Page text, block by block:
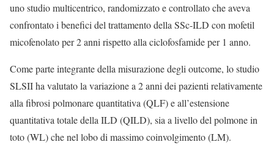
uno studio multicentrico, randomizzato e controllato che aveva
confrontato i benefici del trattamento della SSc-ILD con mofetil
micofenolato per 2 anni rispetto alla ciclofosfamide per 1 anno.
Come parte integrante della misurazione degli outcome, lo studio
SLSII ha valutato la variazione a 2 anni dei pazienti relativamente
alla fibrosi polmonare quantitativa (QLF) e all’estensione
quantitativa totale della ILD (QILD), sia a livello del polmone in
toto (WL) che nel lobo di massimo coinvolgimento (LM).